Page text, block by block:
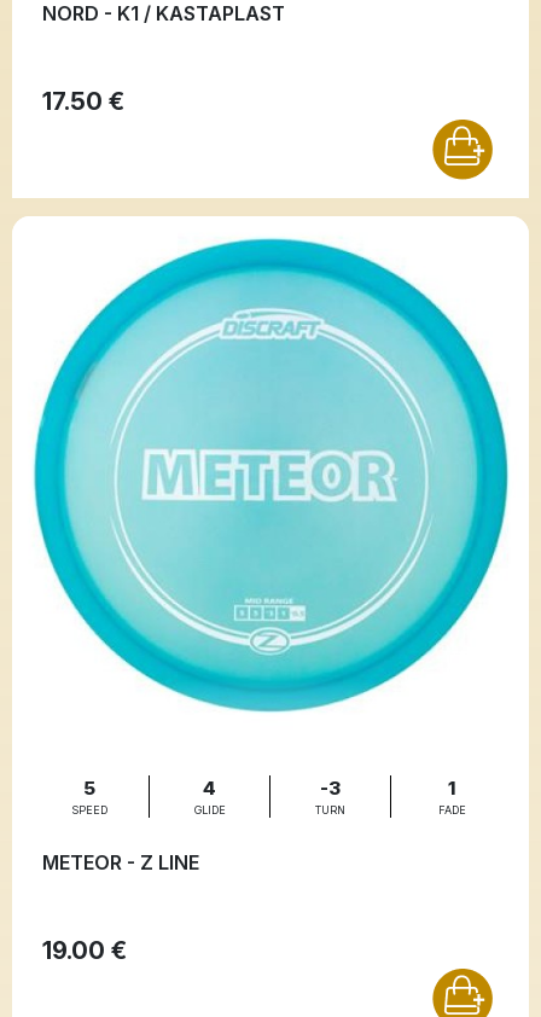
NORD - K1 / KASTAPLAST
17.50 €
5
SPEED
4
GLIDE
-3
TURN
1
FADE
METEOR - Z LINE
19.00 €